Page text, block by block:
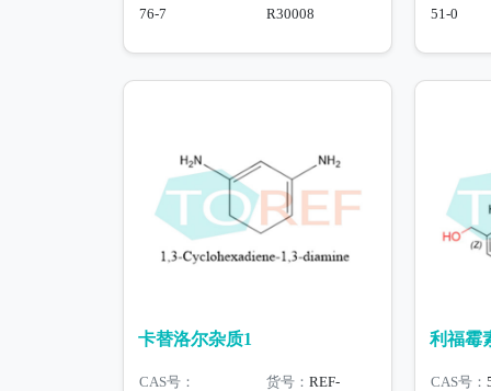
76-7
R30008
51-0
卡替洛尔杂质1
CAS号：
货号： REF-
利福霉
CAS号：